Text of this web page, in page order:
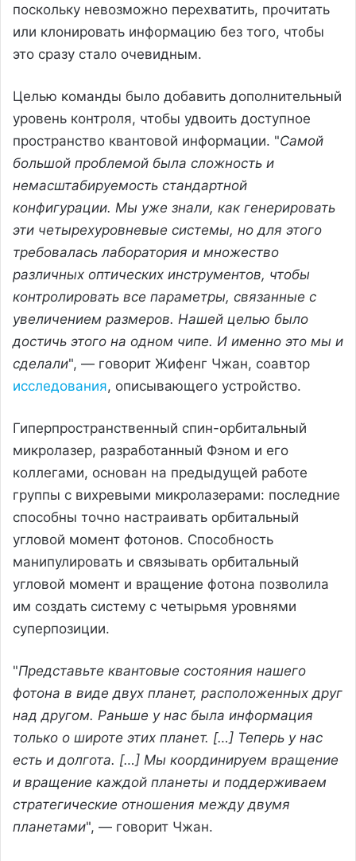
поскольку невозможно перехватить, прочитать
или клонировать информацию без того, чтобы
это сразу стало очевидным.
Целью команды было добавить дополнительный
уровень контроля, чтобы удвоить доступное
пространство квантовой информации. "Самой
большой проблемой была сложность и
немасштабируемость стандартной
конфигурации. Мы уже знали, как генерировать
эти четырехуровневые системы, но для этого
требовалась лаборатория и множество
различных оптических инструментов, чтобы
контролировать все параметры, связанные с
увеличением размеров. Нашей целью было
достичь этого на одном чипе. И именно это мы и
сделали", — говорит Жифенг Чжан, соавтор
исследования, описывающего устройство.
Гиперпространственный спин-орбитальный
микролазер, разработанный Фэном и его
коллегами, основан на предыдущей работе
группы с вихревыми микролазерами: последние
способны точно настраивать орбитальный
угловой момент фотонов. Способность
манипулировать и связывать орбитальный
угловой момент и вращение фотона позволила
им создать систему с четырьмя уровнями
суперпозиции.
"Представьте квантовые состояния нашего
фотона в виде двух планет, расположенных друг
над другом. Раньше у нас была информация
только о широте этих планет. […] Теперь у нас
есть и долгота. […] Мы координируем вращение
и вращение каждой планеты и поддерживаем
стратегические отношения между двумя
планетами", — говорит Чжан.